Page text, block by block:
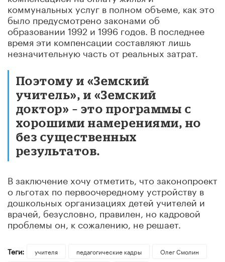
коммунальных услуг в полном объеме, как это
было предусмотрено законами об
образовании 1992 и 1996 годов. В последнее
время эти компенсации составляют лишь
незначительную часть от реальных затрат.
Поэтому и «Земский
учитель», и «Земский
доктор» – это программы с
хорошими намерениями, но
без существенных
результатов.
В заключение хочу отметить, что законопроект
о льготах по первоочередному устройству в
дошкольных организациях детей учителей и
врачей, безусловно, правилен, но кадровой
проблемы он, к сожалению, не решает.
Теги: учителя педагогические кадры
Олег Смолин